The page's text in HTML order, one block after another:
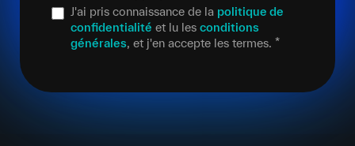
J'ai pris connaissance de la politique de
confidentialité et lu les conditions
générales, et j'en accepte les termes. *